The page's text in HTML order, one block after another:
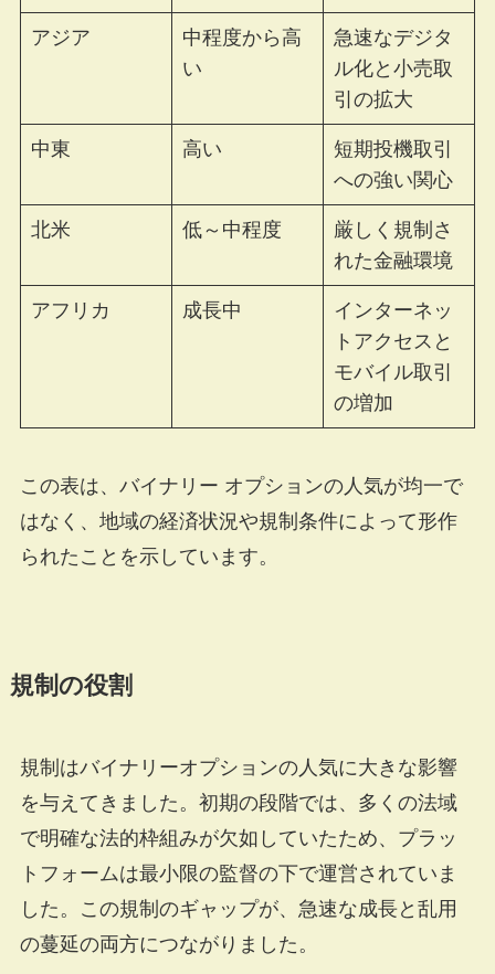
アジア
中程度から高
い
急速なデジタ
ル化と小売取
引の拡大
中東 高い
短期投機取引
への強い関心
北米 低～中程度
厳しく規制さ
れた金融環境
アフリカ 成長中
インターネッ
トアクセスと
モバイル取引
の増加
この表は、バイナリー オプションの人気が均一で
はなく、地域の経済状況や規制条件によって形作
られたことを示しています。
規制の役割
規制はバイナリーオプションの人気に大きな影響
を与えてきました。初期の段階では、多くの法域
で明確な法的枠組みが欠如していたため、プラッ
トフォームは最小限の監督の下で運営されていま
した。この規制のギャップが、急速な成長と乱用
の蔓延の両方につながりました。